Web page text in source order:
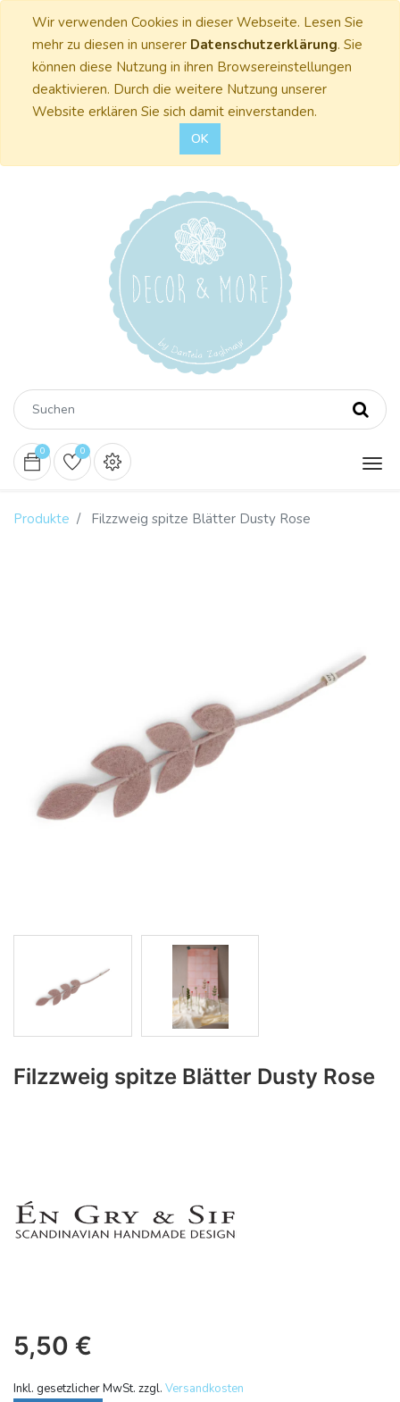
Wir verwenden Cookies in dieser Webseite. Lesen Sie
mehr zu diesen in unserer Datenschutzerklärung. Sie
können diese Nutzung in ihren Browsereinstellungen
deaktivieren. Durch die weitere Nutzung unserer
Website erklären Sie sich damit einverstanden.
OK
0 0
Produkte Filzzweig spitze Blätter Dusty Rose
Filzzweig spitze Blätter Dusty Rose
5,50 €
Inkl. gesetzlicher MwSt. zzgl. Versandkosten